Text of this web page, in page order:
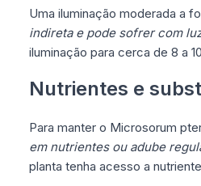
Uma iluminação moderada a
indireta e pode sofrer com
iluminação para cerca de 8 a
Nutrientes e
Para manter o Microsorum
em nutrientes ou adube
planta tenha acesso a